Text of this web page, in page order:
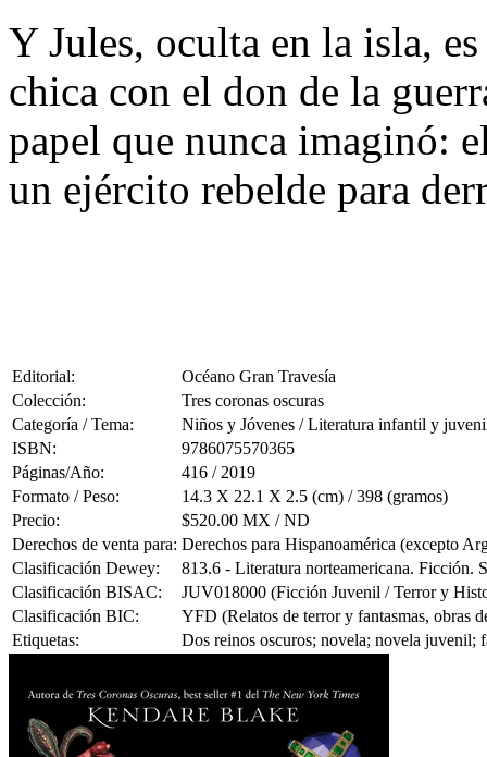
Y Jules, oculta en la isla,
chica con el don de la
papel que nunca imaginó:
un ejército rebelde para
Editorial:
Océano Gran Travesía
Colección:
Tres coronas oscuras
Categoría / Tema:
Niños y Jóvenes / Literatura infantil y
ISBN:
9786075570365
Páginas/Año:
416 / 2019
Formato / Peso:
14.3 X 22.1 X 2.5 (cm) / 398 (gramos)
Precio:
$520.00 MX / ND
Derechos de venta para: Derechos para Hispanoamérica (excepto
Clasificación Dewey:
813.6 - Literatura norteamericana. Ficción.
Clasificación BISAC:
JUV018000 (Ficción Juvenil / Terror y
Clasificación BIC:
YFD (Relatos de terror y fantasmas, obras
Etiquetas:
Dos reinos oscuros; novela; novela juvenil;